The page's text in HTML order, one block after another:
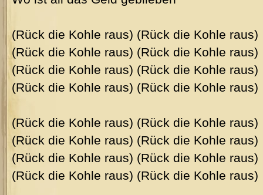
(Rück die Kohle raus) (Rück die Kohle raus)
(Rück die Kohle raus) (Rück die Kohle raus)
(Rück die Kohle raus) (Rück die Kohle raus)
(Rück die Kohle raus) (Rück die Kohle raus)
(Rück die Kohle raus) (Rück die Kohle raus)
(Rück die Kohle raus) (Rück die Kohle raus)
(Rück die Kohle raus) (Rück die Kohle raus)
(Rück die Kohle raus) (Rück die Kohle raus)